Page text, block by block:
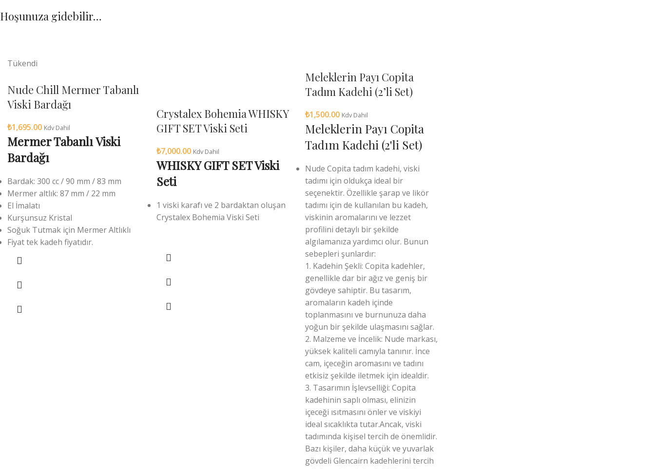
Hoşunuza gidebilir…
Tükendi
Nude Chill Mermer Tabanlı
Viski Bardağı
₺1,695.00 Kdv Dahil
Mermer Tabanlı Viski
Bardağı
Bardak: 300 cc / 90 mm / 83 mm
Mermer altlık: 87 mm / 22 mm
El İmalatı
Kurşunsuz Kristal
Soğuk Tutmak için Mermer Altlıklı
Fiyat tek kadeh fiyatıdır.
Crystalex Bohemia WHISKY
GIFT SET Viski Seti
₺7,000.00 Kdv Dahil
WHISKY GIFT SET Viski
Seti
1 viski karafı ve 2 bardaktan oluşan
Crystalex Bohemia Viski Seti
Meleklerin Payı Copita
Tadım Kadehi (2’li Set)
₺1,500.00 Kdv Dahil
Meleklerin Payı Copita
Tadım Kadehi (2'li Set)
Nude Copita tadım kadehi, viski
tadımı için oldukça ideal bir
seçenektir. Özellikle şarap ve likör
tadımı için de kullanılan bu kadeh,
viskinin aromalarını ve lezzet
profilini detaylı bir şekilde
algılamanıza yardımcı olur. Bunun
sebepleri şunlardır:
1. Kadehin Şekli: Copita kadehler,
genellikle dar bir ağız ve geniş bir
gövdeye sahiptir. Bu tasarım,
aromaların kadeh içinde
toplanmasını ve burnunuza daha
yoğun bir şekilde ulaşmasını sağlar.
2. Malzeme ve İncelik: Nude markası,
yüksek kaliteli camıyla tanınır. İnce
cam, içeceğin aromasını ve tadını
etkisiz şekilde iletmek için idealdir.
3. Tasarımın İşlevselliği: Copita
kadehinin saplı olması, elinizin
içeceği ısıtmasını önler ve viskiyi
ideal sıcaklıkta tutar.Ancak, viski
tadımında kişisel tercih de önemlidir.
Bazı kişiler, daha küçük ve yuvarlak
gövdeli Glencairn kadehlerini tercih